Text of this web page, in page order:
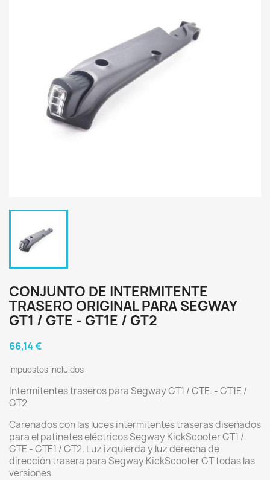
CONJUNTO DE INTERMITENTE
TRASERO ORIGINAL PARA SEGWAY
GT1 / GTE - GT1E / GT2
66,14 €
Impuestos incluidos
Intermitentes traseros para Segway GT1 / GTE. - GT1E /
GT2
Carenados con las luces intermitentes traseras diseñados
para el patinetes eléctricos Segway KickScooter GT1 /
GTE - GTE1 / GT2. Luz izquierda y luz derecha de
dirección trasera para Segway KickScooter GT todas las
versiones.